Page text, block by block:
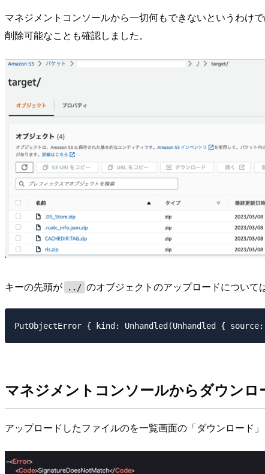
マネジメントコンソールから一切何もできないというわけ
削除可能なことも確認しました。
キーの先頭が ../ のオブジェクトのアップロードについて
マネジメントコンソールからダウンロ
アップロードしたファイルのを一覧画面の「ダウンロード